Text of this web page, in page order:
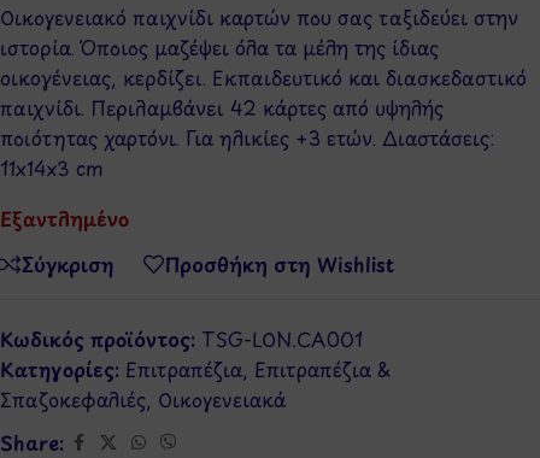
Οικογενειακό παιχνίδι καρτών που σας ταξιδεύει στην
ιστορία. Όποιος μαζέψει όλα τα μέλη της ίδιας
οικογένειας, κερδίζει. Εκπαιδευτικό και διασκεδαστικό
παιχνίδι. Περιλαμβάνει 42 κάρτες από υψηλής
ποιότητας χαρτόνι. Για ηλικίες +3 ετών. Διαστάσεις:
11x14x3 cm
Εξαντλημένο
Σύγκριση
Προσθήκη στη Wishlist
Κωδικός προϊόντος: TSG-LON.CA001
Κατηγορίες: Επιτραπέζια, Επιτραπέζια &
Σπαζοκεφαλιές, Οικογενειακά
Share: